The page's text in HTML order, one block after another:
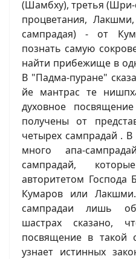
(Шамбху), третья (Шри-
процветания,
сампрадая) - от
познать самую
найти прибежище в
В "Падма-пуране"
йе мантрас те
духовное
получены от
четырех сампрадай .
много апа-
сампрадай,
авторитетом
Кумаров или
сампрадаи лишь
шастрах сказано,
посвящение в такой
узнает истинных